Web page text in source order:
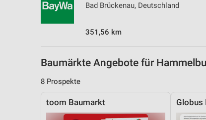
Bad Brückenau, Deutschland
351,56 km
Baumärkte Angebote für
8 Prospekte
toom Baumarkt Globus
IAB-Besonderheiten:
Verwendung genauer Standortdaten
Nicht-IAB-Verarbeitungszwecke:
Funktional